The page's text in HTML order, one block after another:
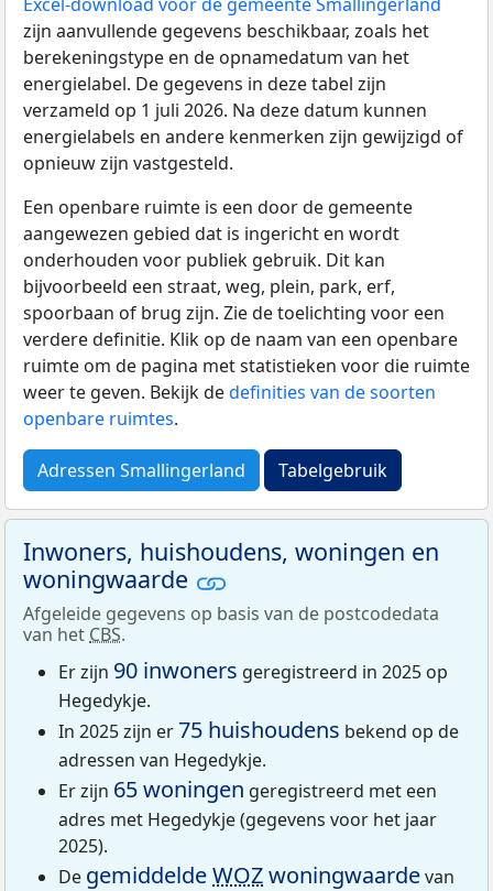
zijn aanvullende gegevens beschikbaar, zoals het
berekeningstype en de opnamedatum van het
energielabel. De gegevens in deze tabel zijn
verzameld op 1 juli 2026. Na deze datum kunnen
energielabels en andere kenmerken zijn gewijzigd of
opnieuw zijn vastgesteld.
Een openbare ruimte is een door de gemeente
aangewezen gebied dat is ingericht en wordt
onderhouden voor publiek gebruik. Dit kan
bijvoorbeeld een straat, weg, plein, park, erf,
spoorbaan of brug zijn. Zie de toelichting voor een
verdere definitie. Klik op de naam van een openbare
ruimte om de pagina met statistieken voor die ruimte
weer te geven. Bekijk dedefinities van de soorten
openbare ruimtes.
Adressen Smallingerland Tabelgebruik
Inwoners, huishoudens, woningen en
woningwaarde
Afgeleide gegevens op basis van de postcodedata
van het CBS.
Er zijn 90 inwoners geregistreerd in 2025 op
Hegedykje.
In 2025 zijn er75 huishoudens bekend op de
adressen van Hegedykje.
Er zijn 65 woningen geregistreerd met een
adres met Hegedykje (gegevens voor het jaar
2025).
De gemiddeldeWOZwoningwaardevan